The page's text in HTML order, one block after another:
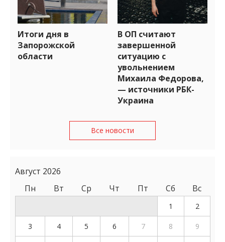
Итоги дня в
Запорожской
области
В ОП считают
завершенной
ситуацию с
увольнением
Михаила Федорова,
— источники РБК-
Украина
Все новости
Август 2026
Пн
Вт Ср Чт Пт Сб Вс
1 2
3 4 5 6 7 8 9